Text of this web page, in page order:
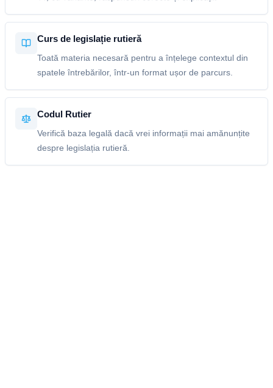
Curs de legislație rutieră
Toată materia necesară pentru a înțelege contextul din
spatele întrebărilor, într-un format ușor de parcurs.
Codul Rutier
Verifică baza legală dacă vrei informații mai amănunțite
despre legislația rutieră.